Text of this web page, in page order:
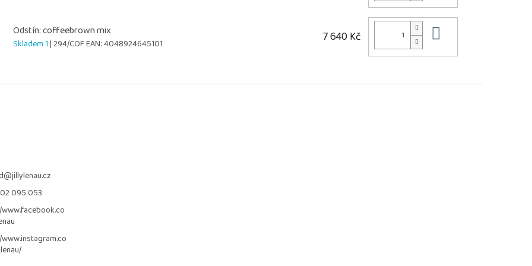
Odstín: coffeebrown mix
Skladem 1| 294/COFEAN:4048924645101 7 640 Kč
@jillylenau.cz
095 053